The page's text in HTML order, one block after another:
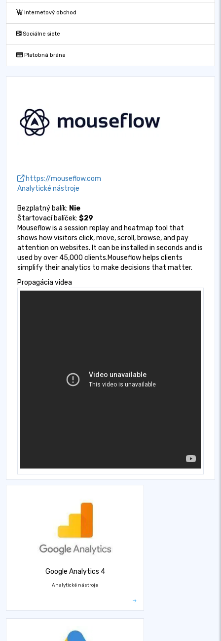
Internetový obchod
Sociálne siete
Platobná brána
https://mouseflow.com
Analytické nástroje
Bezplatný balík: Nie
Štartovací balíček: $29
Mouseflow is a session replay and heatmap tool that
shows how visitors click, move, scroll, browse, and pay
attention on websites. It can be installed in seconds and is
used by over 45,000 clients.Mouseflow helps clients
simplify their analytics to make decisions that matter.
Propagácia videa
Google Analytics 4
Analytické nástroje